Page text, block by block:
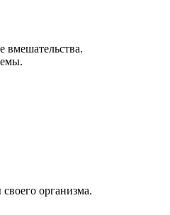
вмешательства.
организма.